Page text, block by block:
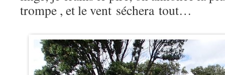
trompe , et le vent séchera tout…